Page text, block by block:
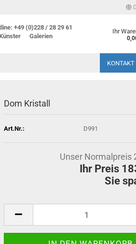
+49 (0)228 / 28 29 61
Galerien
Ihr
KONTAKT
Dom Kristall
Art.Nr.: D991
Unser Normalpreis
Ihr Preis
Sie